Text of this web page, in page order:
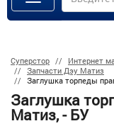
Суперстор Интернет
Запчасти Дэу Матиз
Заглушка торпеды
Заглушка
Матиз, - БУ